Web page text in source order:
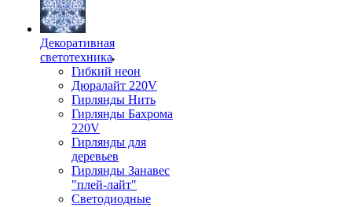
Декоративная
светотехника
Гибкий неон
Дюралайт 220V
Гирлянды Нить
Гирлянды Бахрома
220V
Гирлянды для
деревьев
Гирлянды Занавес
"плей-лайт"
Светодиодные